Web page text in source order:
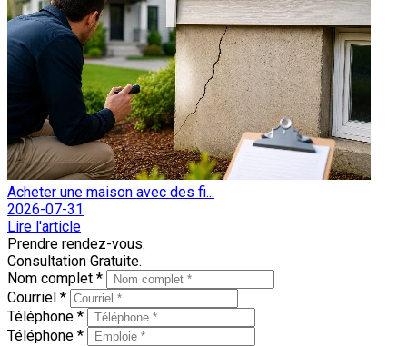
Acheter une maison avec des fi...
2026-07-31
Lire l'article
Prendre rendez-vous.
Consultation Gratuite.
Nom complet *
Courriel *
Téléphone *
Téléphone *